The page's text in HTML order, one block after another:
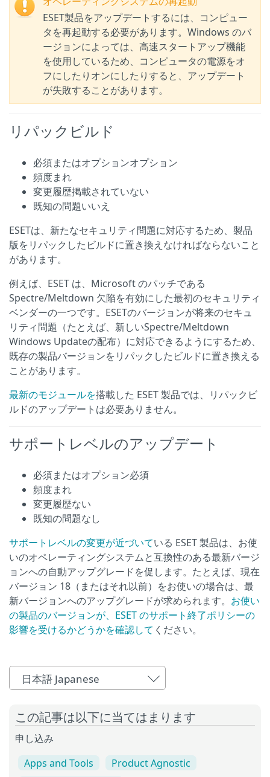
オペレーティングシステムの再起動
ESET製品をアップデートするには、コンピュー
タを再起動する必要があります。Windows のバ
ージョンによっては、高速スタートアップ機能
を使用しているため、コンピュータの電源をオ
フにしたりオンにしたりすると、アップデート
が失敗することがあります。
リパックビルド
必須またはオプションオプション
頻度まれ
変更履歴掲載されていない
既知の問題いいえ
ESETは、新たなセキュリティ問題に対応するため、製品
版をリパックしたビルドに置き換えなければならないこと
があります。
例えば、ESET は、Microsoft のパッチである
Spectre/Meltdown 欠陥を有効にした最初のセキュリティ
ベンダーの一つです。ESETのバージョンが将来のセキュ
リティ問題（たとえば、新しいSpectre/Meltdown
Windows Updateの配布）に対応できるようにするため、
既存の製品バージョンをリパックしたビルドに置き換える
ことがあります。
最新のモジュールを搭載した ESET 製品では、リパックビ
ルドのアップデートは必要ありません。
サポートレベルのアップデート
必須またはオプション必須
頻度まれ
変更履歴ない
既知の問題なし
サポートレベルの変更が近づいている ESET 製品は、お使
いのオペレーティングシステムと互換性のある最新バージ
ョンへの自動アップグレードを促します。たとえば、現在
バージョン 18（またはそれ以前）をお使いの場合は、最
新バージョンへのアップグレードが求められます。 お使い
の製品のバージョンが、ESET のサポート終了ポリシーの
影響を受けるかどうかを確認して ください。
日本語 Japanese
この記事は以下に当てはまります
申し込み
Apps and Tools
Product Agnostic